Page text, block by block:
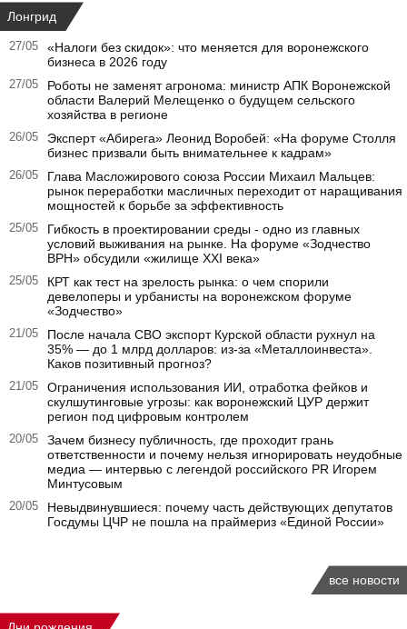
Лонгрид
27/05
«Налоги без скидок»: что меняется для воронежского
бизнеса в 2026 году
27/05
Роботы не заменят агронома: министр АПК Воронежской
области Валерий Мелещенко о будущем сельского
хозяйства в регионе
26/05
Эксперт «Абирега» Леонид Воробей: «На форуме Столля
бизнес призвали быть внимательнее к кадрам»
26/05
Глава Масложирового союза России Михаил Мальцев:
рынок переработки масличных переходит от наращивания
мощностей к борьбе за эффективность
25/05
Гибкость в проектировании среды - одно из главных
условий выживания на рынке. На форуме «Зодчество
ВРН» обсудили «жилище XXI века»
25/05
КРТ как тест на зрелость рынка: о чем спорили
девелоперы и урбанисты на воронежском форуме
«Зодчество»
21/05
После начала СВО экспорт Курской области рухнул на
35% — до 1 млрд долларов: из-за «Металлоинвеста».
Каков позитивный прогноз?
21/05
Ограничения использования ИИ, отработка фейков и
скулшутинговые угрозы: как воронежский ЦУР держит
регион под цифровым контролем
20/05
Зачем бизнесу публичность, где проходит грань
ответственности и почему нельзя игнорировать неудобные
медиа — интервью с легендой российского PR Игорем
Минтусовым
20/05
Невыдвинувшиеся: почему часть действующих депутатов
Госдумы ЦЧР не пошла на праймериз «Единой России»
все новости